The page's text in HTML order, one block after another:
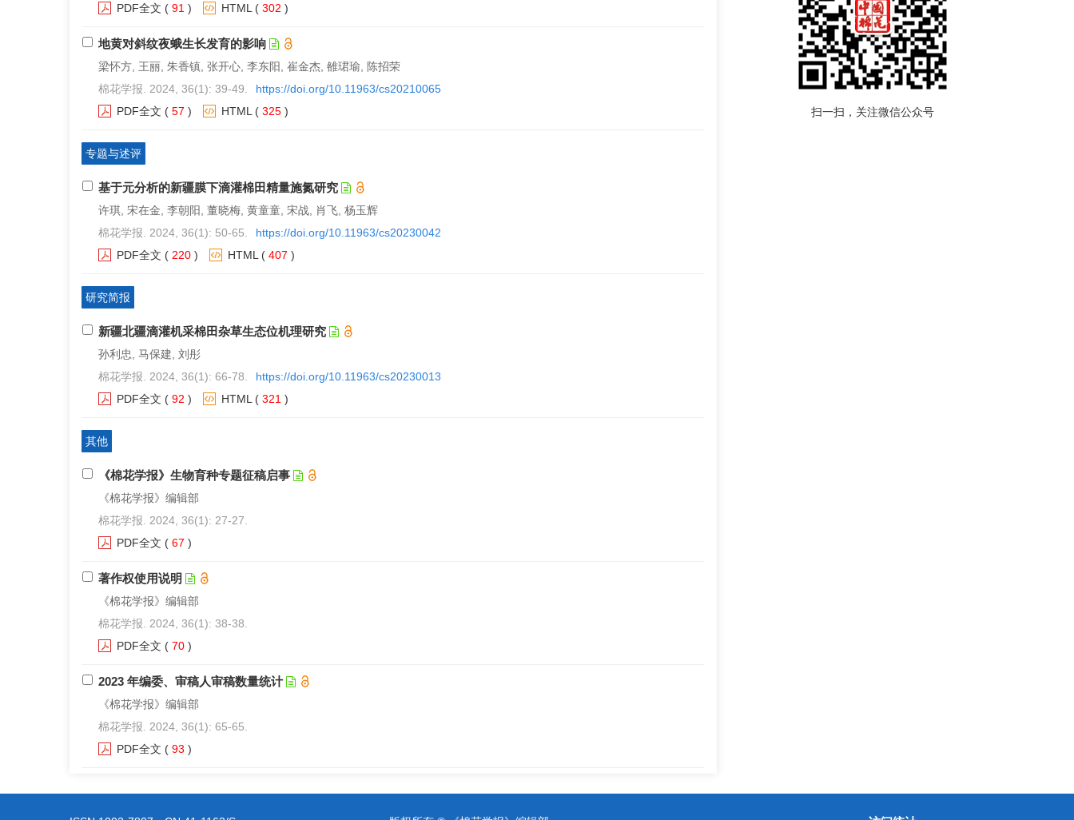
PDF全文 ( 91 ) HTML ( 302 )
地黄对斜纹夜蛾生长发育的影响
梁怀方, 王丽, 朱香镇, 张开心, 李东阳, 崔金杰, 雒珺瑜, 陈招荣
棉花学报. 2024, 36(1): 39-49.
https://doi.org/10.11963/cs20210065
PDF全文 ( 57 ) HTML ( 325 )
专题与述评
基于元分析的新疆膜下滴灌棉田精量施氮研究
许琪, 宋在金, 李朝阳, 董晓梅, 黄童童, 宋战, 肖飞, 杨玉辉
棉花学报. 2024, 36(1): 50-65.
https://doi.org/10.11963/cs20230042
PDF全文 ( 220 ) HTML ( 407 )
研究简报
新疆北疆滴灌机采棉田杂草生态位机理研究
孙利忠, 马保建, 刘彤
棉花学报. 2024, 36(1): 66-78.
https://doi.org/10.11963/cs20230013
PDF全文 ( 92 ) HTML ( 321 )
其他
《棉花学报》生物育种专题征稿启事
《棉花学报》编辑部
棉花学报. 2024, 36(1): 27-27.
PDF全文 ( 67 )
著作权使用说明
《棉花学报》编辑部
棉花学报. 2024, 36(1): 38-38.
PDF全文 ( 70 )
2023 年编委、审稿人审稿数量统计
《棉花学报》编辑部
棉花学报. 2024, 36(1): 65-65.
PDF全文 ( 93 )
扫一扫，关注微信公众号